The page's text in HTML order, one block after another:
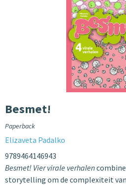
Besmet!
Paperback
Elizaveta Padalko
9789464146943
Besmet! Vier virale verhalen
storytelling om de complexiteit